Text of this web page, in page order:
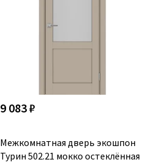
9 083 ₽
Межкомнатная дверь экошпон
Турин 502.21 мокко остеклённая